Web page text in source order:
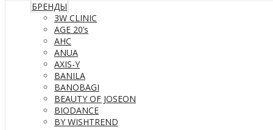
БРЕНДЫ
3W CLINIC
AGE 20’s
AHC
ANUA
AXIS-Y
BANILA
BANOBAGI
BEAUTY OF JOSEON
BIODANCE
BY WISHTREND